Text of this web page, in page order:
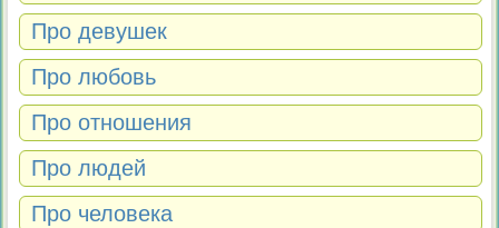
Про девушек
Про любовь
Про отношения
Про людей
Про человека